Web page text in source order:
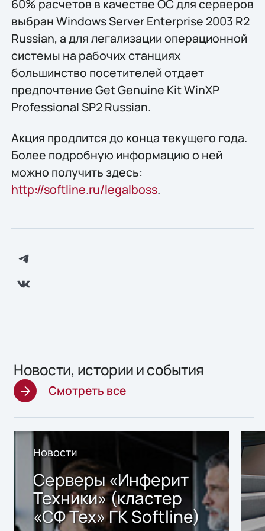
60% расчетов в качестве ОС для серверов
выбран Windows Server Enterprise 2003 R2
Russian, а для легализации операционной
системы на рабочих станциях
большинство посетителей отдает
предпочтение Get Genuine Kit WinXP
Professional SP2 Russian.
Акция продлится до конца текущего года.
Более подробную информацию о ней
можно получить здесь:
http://softline.ru/legalboss.
Новости, истории и события
Смотреть все
Новости
Серверы «Инферит
Техники» (кластер
«СФ Тех» ГК Softline)